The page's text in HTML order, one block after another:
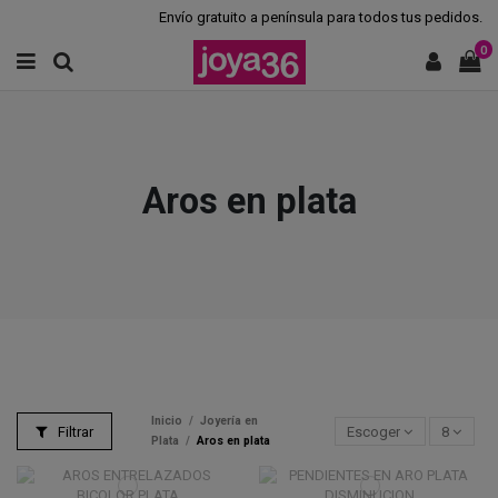
Envío gratuito a península para todos tus pedidos.
0
Aros en plata
Filtrar
Inicio
Joyería en
Plata
Aros en plata
Escoger 8